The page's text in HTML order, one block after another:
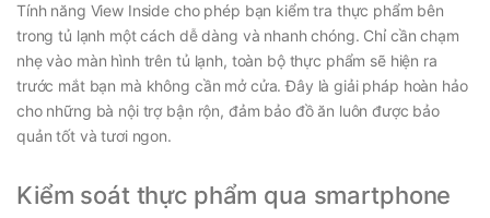
Tính năng View Inside cho phép bạn kiểm tra thực phẩm bên
trong tủ lạnh một cách dễ dàng và nhanh chóng. Chỉ cần chạm
nhẹ vào màn hình trên tủ lạnh, toàn bộ thực phẩm sẽ hiện ra
trước mắt bạn mà không cần mở cửa. Đây là giải pháp hoàn hảo
cho những bà nội trợ bận rộn, đảm bảo đồ ăn luôn được bảo
quản tốt và tươi ngon.
Kiểm soát thực phẩm qua smartphone